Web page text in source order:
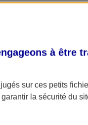
à être
sur ces petits
la sécurité du